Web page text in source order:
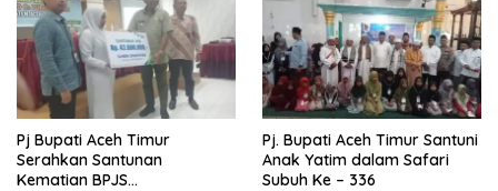
Pj Bupati Aceh Timur
Serahkan Santunan
Kematian BPJS
Pj. Bupati Aceh Timur Santuni
Anak Yatim dalam Safari
Subuh Ke – 336